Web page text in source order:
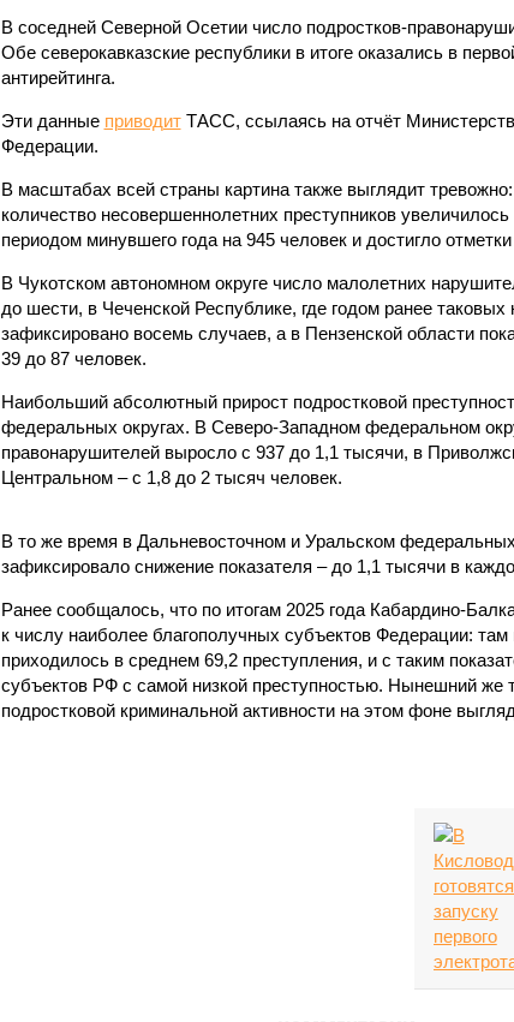
В соседней Северной Осетии число подростков-
Обе северокавказские республики в итоге оказались в
антирейтинга.
Эти данные приводитТАСС, ссылаясь на отчёт
Федерации.
В масштабах всей страны картина также выглядит
количество несовершеннолетних преступников
периодом минувшего года на 945 человек и достигло
В Чукотском автономном округе число малолетних
до шести, в Чеченской Республике, где годом ранее
зафиксировано восемь случаев, а в Пензенской области
39 до 87 человек.
Наибольший абсолютный прирост подростковой
федеральных округах. В Северо-Западном федеральном
правонарушителей выросло с 937 до 1,1 тысячи, в
Центральном – с 1,8 до 2 тысяч человек.
В то же время в Дальневосточном и Уральском
зафиксировало снижение показателя – до 1,1 тысячи в
Ранее сообщалось, что по итогам 2025 года Кабардино-
к числу наиболее благополучных субъектов Федерации:
приходилось в среднем 69,2 преступления, и с таким
субъектов РФ с самой низкой преступностью. Нынешний же
подростковой криминальной активности на этом фоне